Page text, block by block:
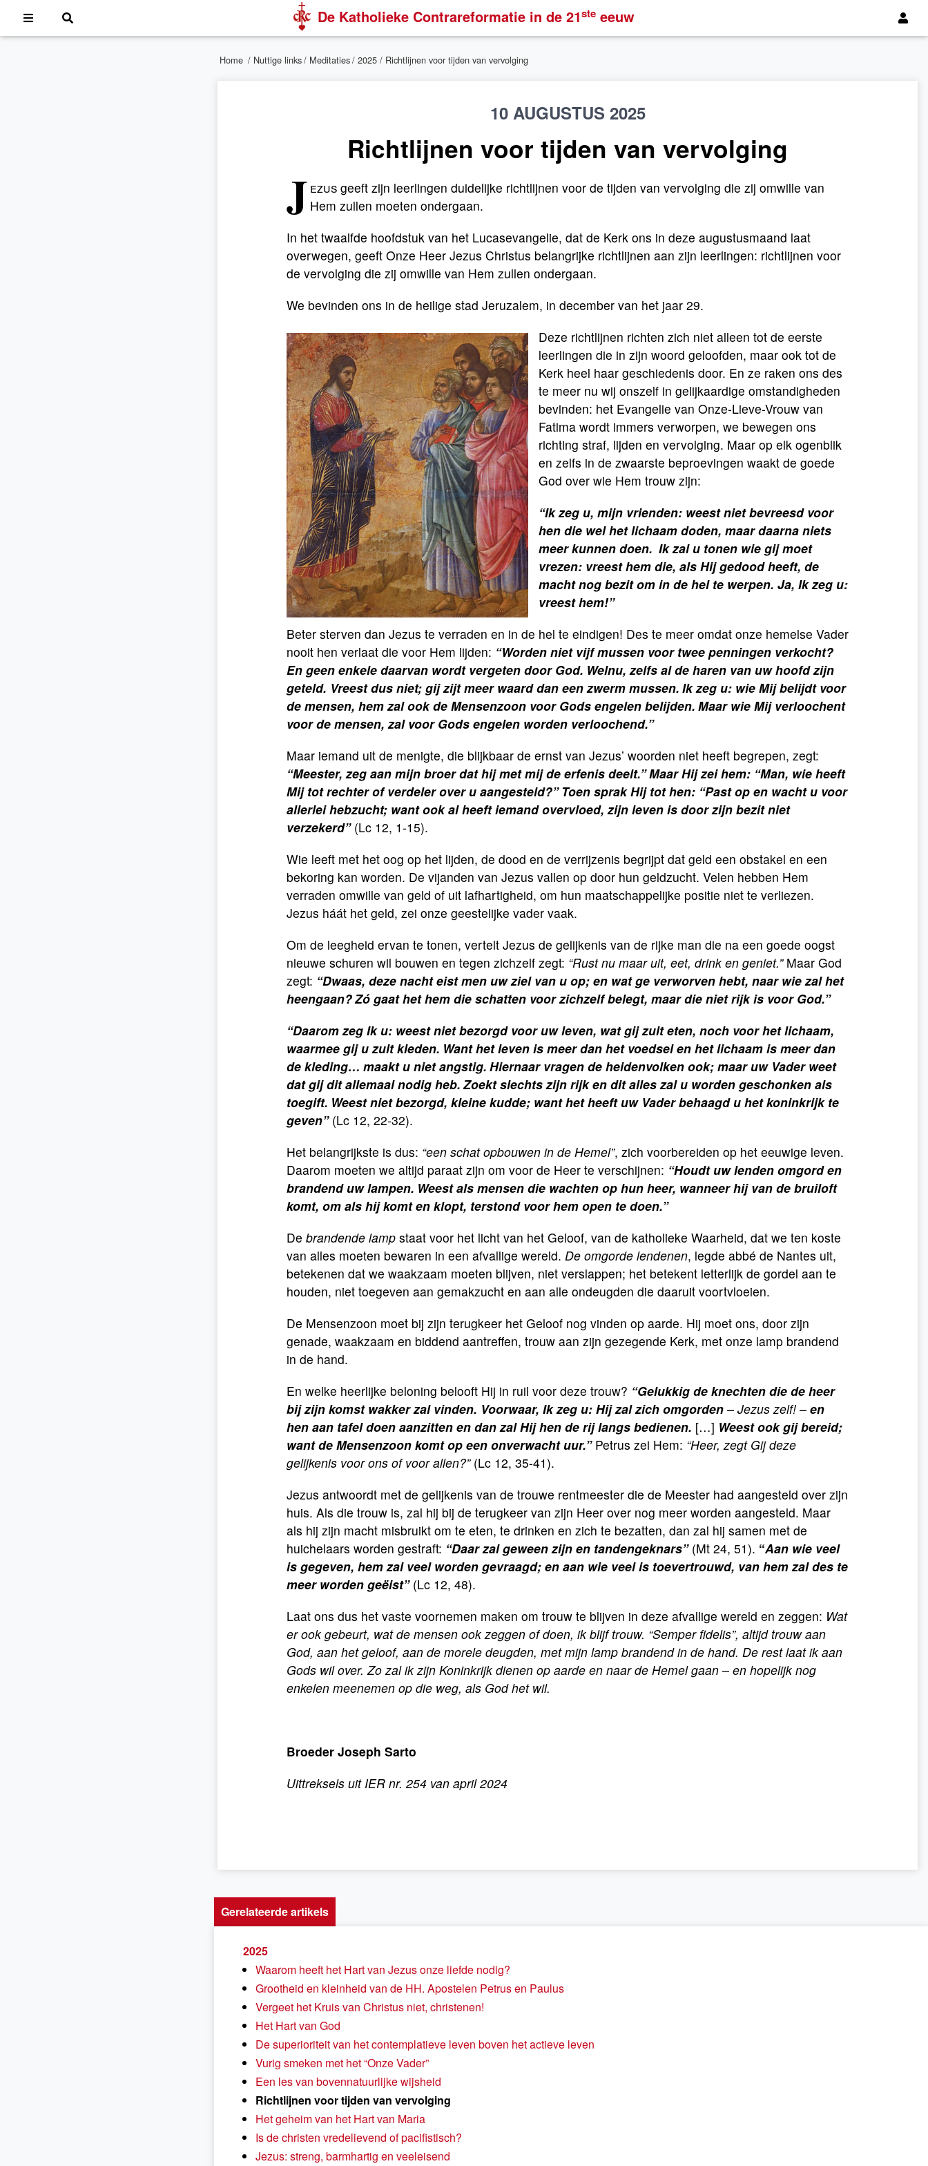
De Katholieke Contrareformatie in de 21ste eeuw
Home / Nuttige links/ Meditaties/ 2025 / Richtlijnen voor tijden van vervolging
10 AUGUSTUS 2025
Richtlijnen voor tijden van vervolging
J ezus geeft zijn leerlingen duidelijke richtlijnen voor de tijden van vervolging die zij omwille van
Hem zullen moeten ondergaan.
In het twaalfde hoofdstuk van het Lucasevangelie, dat de Kerk ons in deze augustusmaand laat
overwegen, geeft Onze Heer Jezus Christus belangrijke richtlijnen aan zijn leerlingen: richtlijnen voor
de vervolging die zij omwille van Hem zullen ondergaan.
We bevinden ons in de heilige stad Jeruzalem, in december van het jaar 29.
Deze richtlijnen richten zich niet alleen tot de eerste
leerlingen die in zijn woord geloofden, maar ook tot de
Kerk heel haar geschiedenis door. En ze raken ons des
te meer nu wij onszelf in gelijkaardige omstandigheden
bevinden: het Evangelie van Onze-Lieve-Vrouw van
Fatima wordt immers verworpen, we bewegen ons
richting straf, lijden en vervolging. Maar op elk ogenblik
en zelfs in de zwaarste beproevingen waakt de goede
God over wie Hem trouw zijn:
“Ik zeg u, mijn vrienden: weest niet bevreesd voor
hen die wel het lichaam doden, maar daarna niets
meer kunnen doen. Ik zal u tonen wie gij moet
vrezen: vreest hem die, als Hij gedood heeft, de
macht nog bezit om in de hel te werpen. Ja, Ik zeg u:
vreest hem!”
Beter sterven dan Jezus te verraden en in de hel te eindigen! Des te meer omdat onze hemelse Vader
nooit hen verlaat die voor Hem lijden: “Worden niet vijf mussen voor twee penningen verkocht?
En geen enkele daarvan wordt vergeten door God. Welnu, zelfs al de haren van uw hoofd zijn
geteld. Vreest dus niet; gij zijt meer waard dan een zwerm mussen. Ik zeg u: wie Mij belijdt voor
de mensen, hem zal ook de Mensenzoon voor Gods engelen belijden. Maar wie Mij verloochent
voor de mensen, zal voor Gods engelen worden verloochend.”
Maar iemand uit de menigte, die blijkbaar de ernst van Jezus’ woorden niet heeft begrepen, zegt:
“Meester, zeg aan mijn broer dat hij met mij de erfenis deelt.”Maar Hij zei hem: “Man, wie heeft
Mij tot rechter of verdeler over u aangesteld?” Toen sprak Hij tot hen: “Past op en wacht u voor
allerlei hebzucht; want ook al heeft iemand overvloed, zijn leven is door zijn bezit niet
verzekerd” (Lc 12, 1-15).
Wie leeft met het oog op het lijden, de dood en de verrijzenis begrijpt dat geld een obstakel en een
bekoring kan worden. De vijanden van Jezus vallen op door hun geldzucht. Velen hebben Hem
verraden omwille van geld of uit lafhartigheid, om hun maatschappelijke positie niet te verliezen.
Jezus háát het geld, zei onze geestelijke vader vaak.
Om de leegheid ervan te tonen, vertelt Jezus de gelijkenis van de rijke man die na een goede oogst
nieuwe schuren wil bouwen en tegen zichzelf zegt: “Rust nu maar uit, eet, drink en geniet.”Maar God
zegt: “Dwaas, deze nacht eist men uw ziel van u op; en wat ge verworven hebt, naar wie zal het
heengaan?Zó gaat het hem die schatten voor zichzelf belegt, maar die niet rijk is voor God.”
“Daarom zeg Ik u: weest niet bezorgd voor uw leven, wat gij zult eten, noch voor het lichaam,
waarmee gij u zult kleden. Want het leven is meer dan het voedsel en het lichaam is meer dan
de kleding… maakt u niet angstig. Hiernaar vragen de heidenvolken ook; maar uw Vader weet
dat gij dit allemaal nodig heb. Zoekt slechts zijn rijk en dit alles zal u worden geschonken als
toegift. Weest niet bezorgd, kleine kudde; want het heeft uw Vader behaagd u het koninkrijk te
geven” (Lc 12, 22-32).
Het belangrijkste is dus: “een schat opbouwen in de Hemel”, zich voorbereiden op het eeuwige leven.
Daarom moeten we altijd paraat zijn om voor de Heer te verschijnen: “Houdt uw lenden omgord en
brandend uw lampen. Weest als mensen die wachten op hun heer, wanneer hij van de bruiloft
komt, om als hij komt en klopt, terstond voor hem open te doen.”
De brandende lamp staat voor het licht van het Geloof, van de katholieke Waarheid, dat we ten koste
van alles moeten bewaren in een afvallige wereld. De omgorde lendenen, legde abbé de Nantes uit,
betekenen dat we waakzaam moeten blijven, niet verslappen; het betekent letterlijk de gordel aan te
houden, niet toegeven aan gemakzucht en aan alle ondeugden die daaruit voortvloeien.
De Mensenzoon moet bij zijn terugkeer het Geloof nog vinden op aarde. Hij moet ons, door zijn
genade, waakzaam en biddend aantreffen, trouw aan zijn gezegende Kerk, met onze lamp brandend
in de hand.
En welke heerlijke beloning belooft Hij in ruil voor deze trouw? “Gelukkig de knechten die de heer
bij zijn komst wakker zal vinden. Voorwaar, Ik zeg u: Hij zal zich omgorden – Jezus zelf! – en
hen aan tafel doen aanzitten en dan zal Hij hen de rij langs bedienen. […] Weest ook gij bereid;
want de Mensenzoon komt op een onverwacht uur.” Petrus zei Hem: “Heer, zegt Gij deze
gelijkenis voor ons of voor allen?”(Lc 12, 35-41).
Jezus antwoordt met de gelijkenis van de trouwe rentmeester die de Meester had aangesteld over zijn
huis. Als die trouw is, zal hij bij de terugkeer van zijn Heer over nog meer worden aangesteld. Maar
als hij zijn macht misbruikt om te eten, te drinken en zich te bezatten, dan zal hij samen met de
huichelaars worden gestraft: “Daar zal geween zijn en tandengeknars”(Mt 24, 51). “Aan wie veel
is gegeven, hem zal veel worden gevraagd; en aan wie veel is toevertrouwd, van hem zal des te
meer worden geëist”(Lc 12, 48).
Laat ons dus het vaste voornemen maken om trouw te blijven in deze afvallige wereld en zeggen: Wat
er ook gebeurt, wat de mensen ook zeggen of doen, ik blijf trouw. “Semper fidelis”, altijd trouw aan
God, aan het geloof, aan de morele deugden, met mijn lamp brandend in de hand. De rest laat ik aan
Gods wil over. Zo zal ik zijn Koninkrijk dienen op aarde en naar de Hemel gaan – en hopelijk nog
enkelen meenemen op die weg, als God het wil.
Broeder Joseph Sarto
Uittreksels uit IER nr. 254 van april 2024
Gerelateerde artikels
2025
Waarom heeft het Hart van Jezus onze liefde nodig?
Grootheid en kleinheid van de HH. Apostelen Petrus en Paulus
Vergeet het Kruis van Christus niet, christenen!
Het Hart van God
De superioriteit van het contemplatieve leven boven het actieve leven
Vurig smeken met het “Onze Vader”
Een les van bovennatuurlijke wijsheid
Richtlijnen voor tijden van vervolging
Het geheim van het Hart van Maria
Is de christen vredelievend of pacifistisch?
Jezus: streng, barmhartig en veeleisend